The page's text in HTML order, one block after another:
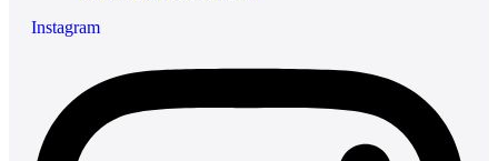
Instagram